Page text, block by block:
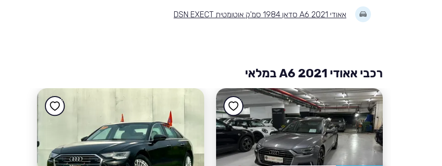
אאודי A6 2021 סדאן 1984 סמ'ק אוטומטית DSN EXECT
רכבי אאודי A6 2021 במלאי